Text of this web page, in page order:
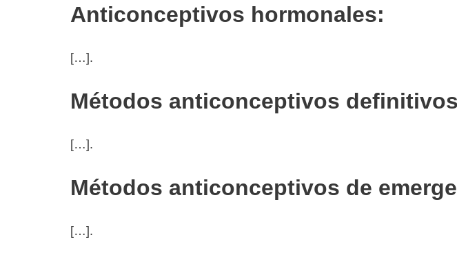
Anticonceptivos hormonales:
[…].
Métodos anticonceptivos definitivos
[…].
Métodos anticonceptivos de
[…].